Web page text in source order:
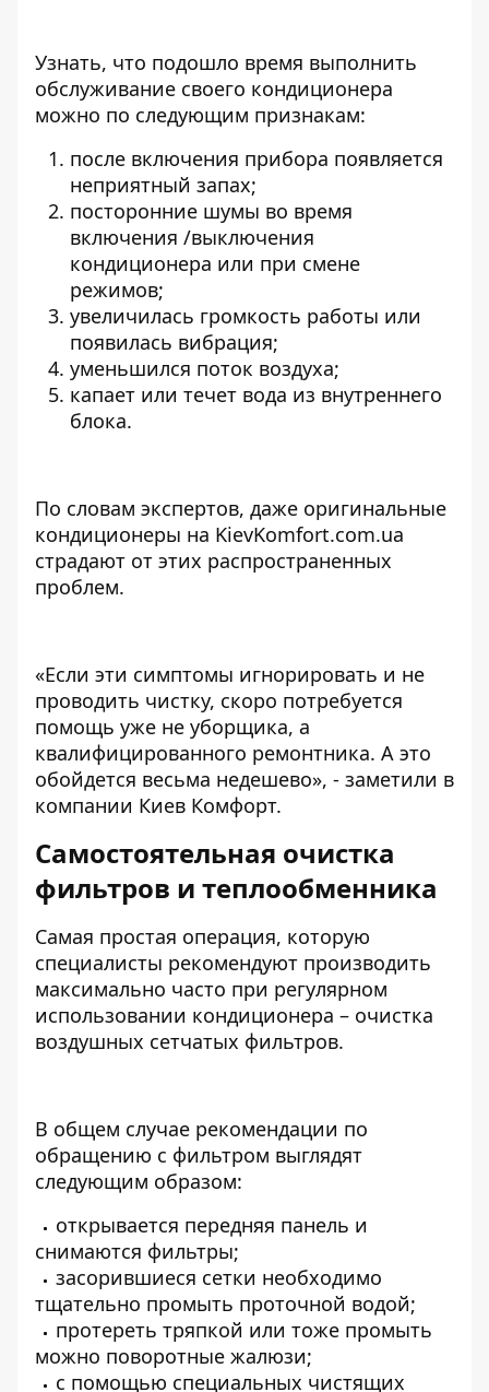
Узнать, что подошло время выполнить
обслуживание своего кондиционера
можно по следующим признакам:
после включения прибора появляется
неприятный запах;
посторонние шумы во время
включения /выключения
кондиционера или при смене
режимов;
увеличилась громкость работы или
появилась вибрация;
уменьшился поток воздуха;
капает или течет вода из внутреннего
блока.
По словам экспертов, даже оригинальные
кондиционеры на KievKomfort.com.ua
страдают от этих распространенных
проблем.
«Если эти симптомы игнорировать и не
проводить чистку, скоро потребуется
помощь уже не уборщика, а
квалифицированного ремонтника. А это
обойдется весьма недешево», - заметили в
компании Киев Комфорт.
Самостоятельная очистка
фильтров и теплообменника
Самая простая операция, которую
специалисты рекомендуют производить
максимально часто при регулярном
использовании кондиционера – очистка
воздушных сетчатых фильтров.
В общем случае рекомендации по
обращению с фильтром выглядят
следующим образом:
открывается передняя панель и
снимаются фильтры;
засорившиеся сетки необходимо
тщательно промыть проточной водой;
протереть тряпкой или тоже промыть
можно поворотные жалюзи;
с помощью специальных чистящих